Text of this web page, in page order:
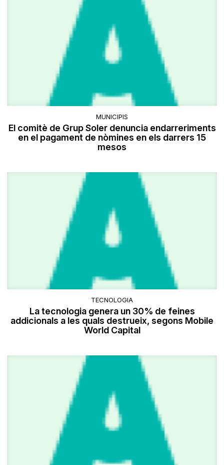
MUNICIPIS
El comitè de Grup Soler denuncia endarreriments
en el pagament de nòmines en els darrers 15
mesos
TECNOLOGIA
La tecnologia genera un 30% de feines
addicionals a les quals destrueix, segons Mobile
World Capital